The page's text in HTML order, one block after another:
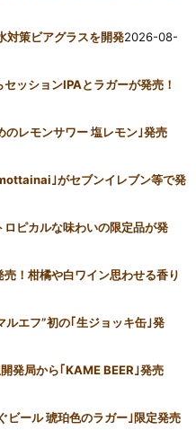
対策ビアグラスを開発2026-08-
ッションIPAとラガーが発売！
のレモンサワー 塩レモン｣発売
｣がセブンイレブン等で発
ロピカルな味わいの限定品が発
！柑橘や白ワイン思わせる香り
ルエフ”初の｢生ジョッキ缶｣発
発局から｢KAME BEER｣発売
ビール 琥珀色のラガー｣限定発売